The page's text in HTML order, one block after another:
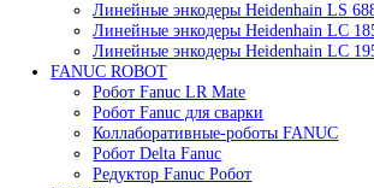
FANUC
Контроллеры Fanuc
Сервоуселители Fanuc
Энкодеры Fanuc
Fanuc PCB Плата
Серводвигатели Fanuc
MITSUBISHI ELECTRIC
Сервоприводы Mitsubishi